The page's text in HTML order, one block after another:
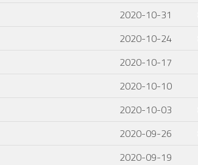
2020-10-31
2020-10-24
2020-10-17
2020-10-10
2020-10-03
2020-09-26
2020-09-19